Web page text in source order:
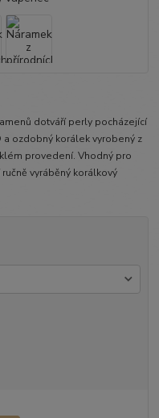
dotváří perly pocházející
ozdobný korálek vyrobený z
provedení. Vhodný pro
ručně vyráběný korálkový